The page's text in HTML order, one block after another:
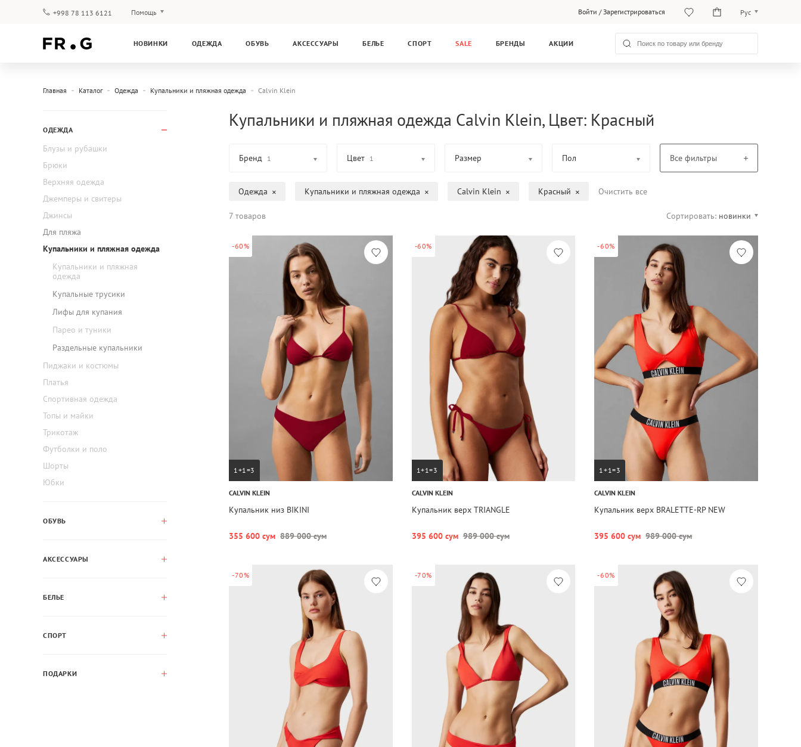
+998 78 113 6121 Помощь
Гарантия
Войти /Зарегистрироваться Рус
Рус
НОВИНКИ ОДЕЖДА ОБУВЬ АКСЕССУАРЫ БЕЛЬЕ СПОРТ SALE БРЕНДЫ АКЦИИ
Главная Каталог Одежда Купальники и пляжная одежда Calvin Klein
ОДЕЖДА
Блузы и рубашки
Брюки
Верхняя одежда
Джемперы и свитеры
Джинсы
Для пляжа
Купальники и пляжная одежда
Купальники и пляжная
одежда
Купальные трусики
Лифы для купания
Парео и туники
Раздельные купальники
Пиджаки и костюмы
Платья
Спортивная одежда
Топы и майки
Трикотаж
Футболки и поло
Шорты
Юбки
ОБУВЬ
АКСЕССУАРЫ
БЕЛЬЕ
СПОРТ
ПОДАРКИ
Купальники и пляжная одежда Calvin Klein, Цвет: Красный
Бренд 1 Цвет 1 Размер Пол Все фильтры
Одежда Купальники и пляжная одежда Calvin Klein Красный Очистить все
7 товаров Сортировать: новинки
-60%
1+1=3
CALVIN KLEIN
Купальник низ BIKINI
355 600 сум 889 000 сум
-60%
1+1=3
CALVIN KLEIN
Купальник верх TRIANGLE
395 600 сум 989 000 сум
-60%
1+1=3
CALVIN KLEIN
Купальник верх BRALETTE-RP NEW
395 600 сум 989 000 сум
-70% -70% -60%